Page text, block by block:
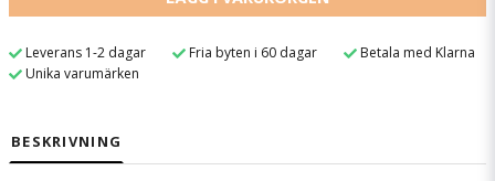
Leverans 1-2 dagar Fria byten i 60 dagar
Betala med Klarna
Unika varumärken
BESKRIVNING